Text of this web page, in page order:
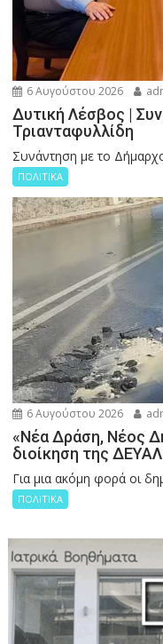
6 Αυγούστου 2026
Δυτική Λέσβος |
Τριανταφυλλίδη
Συνάντηση με το
ΠΟΛΙΤΙΚΑ
6 Αυγούστου 2026
«Νέα Δράση, Νέος
διοίκηση της
Για μια ακόμη φορά οι
ΠΟΛΙΤΙΚΑ